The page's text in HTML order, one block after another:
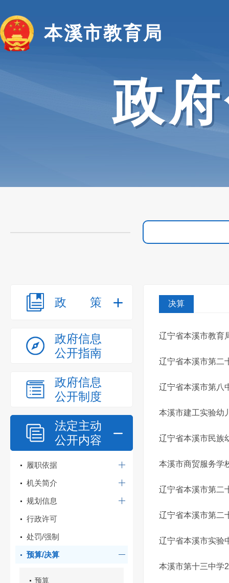
本溪市教育局
政
政策
政府信息
公开指南
政府信息
公开制度
法定主动
公开内容
履职依据
机关简介
规划信息
行政许可
处罚/强制
预算/决算
预算
决算
辽宁省本溪市教育
辽宁省本溪市第二
辽宁省本溪市第八
本溪市建工实验幼
辽宁省本溪市民族
本溪市商贸服务学
辽宁省本溪市第二
辽宁省本溪市第二
辽宁省本溪市实验
本溪市第十三中学